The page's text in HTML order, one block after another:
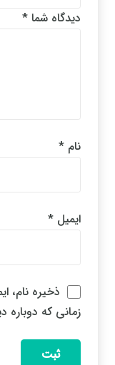
دیدگاه شما *
نام *
ایمیل *
ذخیره نام،
زمانی که